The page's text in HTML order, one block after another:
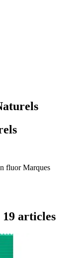
fluor Marques
articles